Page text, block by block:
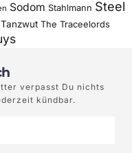
Sodom Stahlmann Steel
Tanzwut The Traceelords
verpasst Du nichts
kündbar.